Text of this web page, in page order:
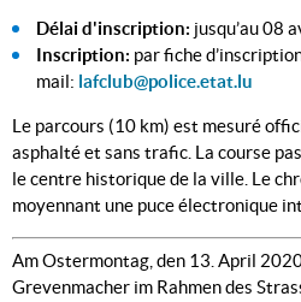
Délai d'inscription: jusqu’au 08
Inscription: par fiche
mail: lafclub@police.etat.lu
Le parcours (10 km) est mesuré
asphalté et sans trafic. La course
le centre historique de la ville. Le
moyennant une puce électronique
Am Ostermontag, den 13. April
Grevenmacher im Rahmen des